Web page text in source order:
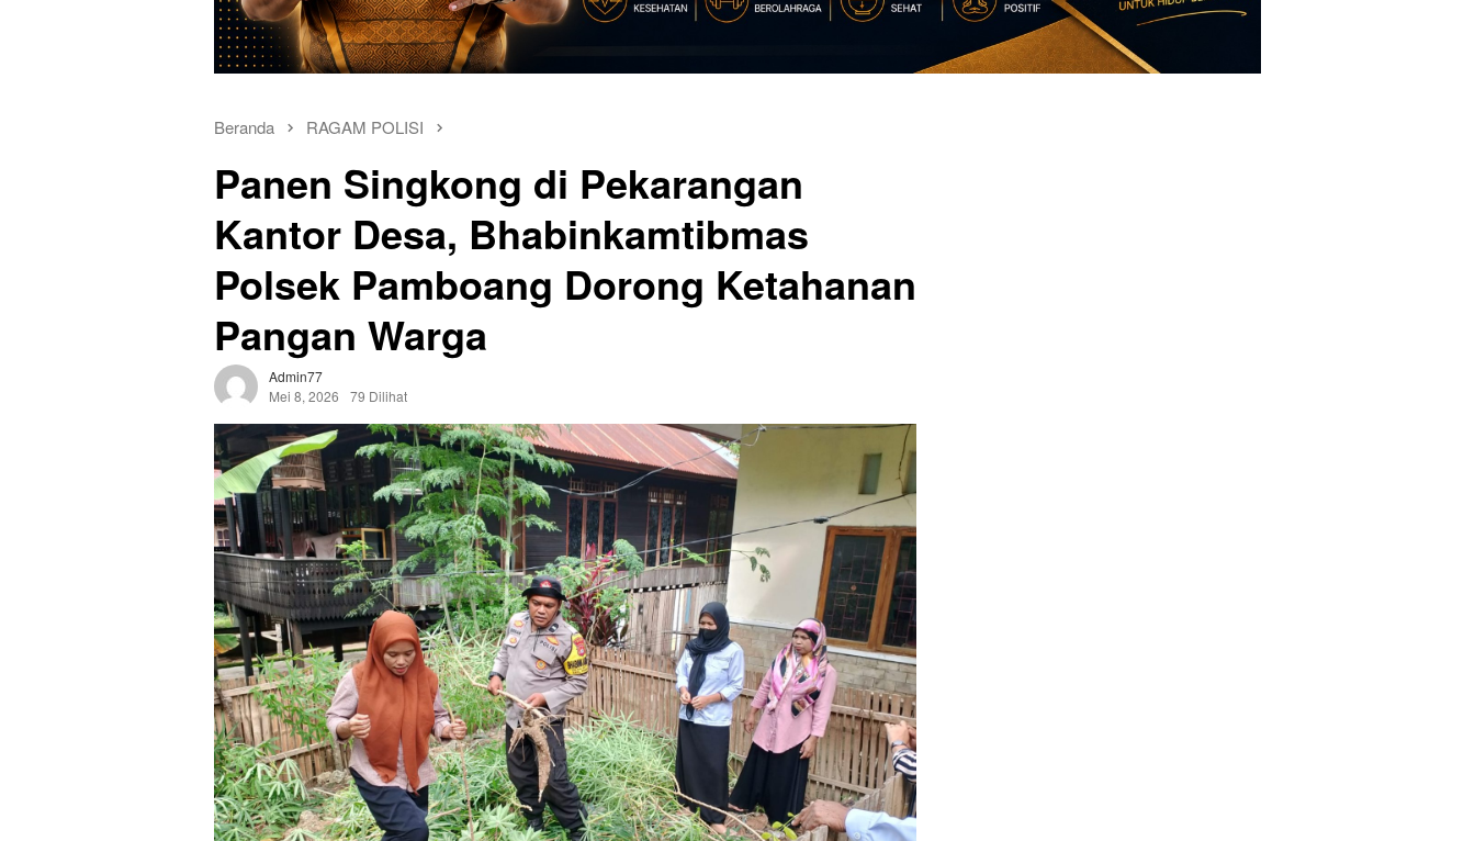
Beranda RAGAM POLISI
Panen Singkong di Pekarangan
Kantor Desa, Bhabinkamtibmas
Polsek Pamboang Dorong Ketahanan
Pangan Warga
Admin77
Mei 8, 2026
79 Dilihat